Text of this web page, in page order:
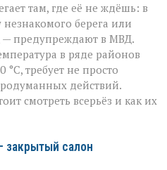
не
прощает
легкомыслия»:
МВД — о
том,
как
уберечь
себя
и
там, где её не ждёшь: в
незнакомого берега или
— предупреждают в МВД.
в ряде районов
°C, требует не просто
действий.
смотреть всерьёз и как их
закрытый салон